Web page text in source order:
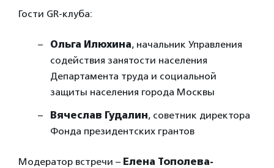
Гости GR-клуба:
Ольга Илюхина, начальник Управления
содействия занятости населения
Департамента труда и социальной
защиты населения города Москвы
Вячеслав Гудалин, советник директора
Фонда президентских грантов
Модератор встречи – Елена Тополева-